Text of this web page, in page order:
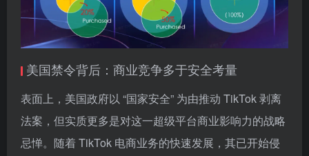
美国禁令背后：商业竞争多于安全考量
表面上，美国政府以 “国家安全” 为由推动 TikTok 剥离
法案，但实质更多是对这一超级平台商业影响力的战略
忌惮。随着 TikTok 电商业务的快速发展，其已开始侵